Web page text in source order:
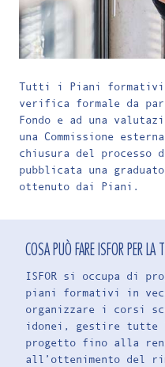
Tutti i Piani formativi
verifica formale da
Fondo e ad una
una Commissione
chiusura del processo
pubblicata una
ottenuto dai Piani.
COSA PUÒ FARE ISFOR PER LA
ISFOR si occupa di
piani formativi in
organizzare i corsi
idonei, gestire tutte
progetto fino alla
all’ottenimento del